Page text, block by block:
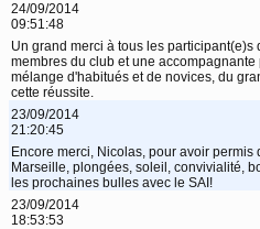
24/09/2014
09:51:48
Un grand merci à tous les
membres du club et une
mélange d'habitués et de novices, du
cette réussite.
23/09/2014
21:20:45
Encore merci, Nicolas, pour avoir
Marseille, plongées, soleil, convivialité,
les prochaines bulles avec le SAI!
23/09/2014
18:53:53